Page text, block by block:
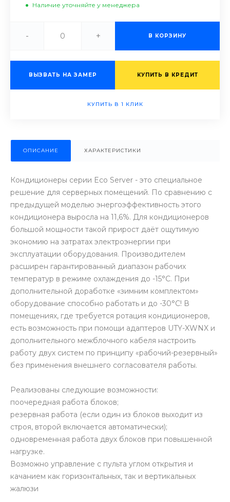
Наличие уточняйте у менеджера
- +
ВЫЗВАТЬ НА ЗАМЕР
В КОРЗИНУ
КУПИТЬ В КРЕДИТ
КУПИТЬ В 1 КЛИК
ОПИСАНИЕ ХАРАКТЕРИСТИКИ
Кондиционеры серии Eco Server - это специальное
решение для серверных помещений. По сравнению с
предыдущей моделью энергоэффективность этого
кондиционера выросла на 11,6%. Для кондиционеров
большой мощности такой прирост даёт ощутимую
экономию на затратах электроэнергии при
эксплуатации оборудования. Производителем
расширен гарантированный диапазон рабочих
температур в режиме охлаждения до -15°С. При
дополнительной доработке «зимним комплектом»
оборудование способно работать и до -30°С! В
помещениях, где требуется ротация кондиционеров,
есть возможность при помощи адаптеров UTY-XWNX и
дополнительного межблочного кабеля настроить
работу двух систем по принципу «рабочий-резервный»
без применения внешнего согласователя работы.
Реализованы следующие возможности:
поочередная работа блоков;
резервная работа (если один из блоков выходит из
строя, второй включается автоматически);
одновременная работа двух блоков при повышенной
нагрузке.
Возможно управление с пульта углом открытия и
качанием как горизонтальных, так и вертикальных
жалюзи